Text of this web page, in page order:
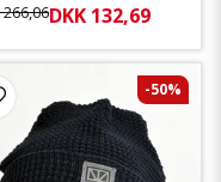
266,06DKK 132,69
-50%